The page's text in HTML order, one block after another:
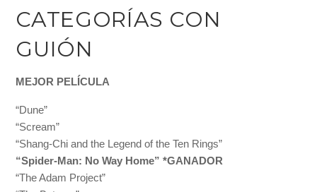
CATEGORÍAS CON
GUIÓN
MEJOR PELÍCULA
“Dune”
“Scream”
“Shang-Chi and the Legend of the Ten Rings”
“Spider-Man: No Way Home” *GANADOR
“The Adam Project”